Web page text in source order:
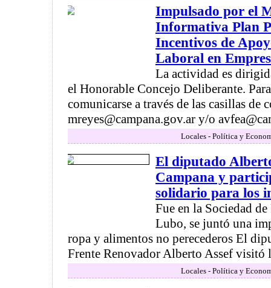
Impulsado por el
Informativa Plan
Incentivos de
Laboral en
La actividad es
el Honorable Concejo Deliberante.
comunicarse a través de las casillas de
mreyes@campana.gov.ar y/o
Locales - Política y
El diputado
Campana y
solidario para los
Fue en la Sociedad
Lubo, se juntó una
ropa y alimentos no perecederos El
Frente Renovador Alberto Assef visitó
Locales - Política y